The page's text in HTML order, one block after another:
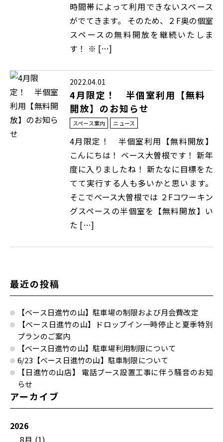
時間帯によって利用できないスペース
がでてきます。 そのため、２F奥の個室
スペースの無料開放を継続いたしま
す！ ※ […]
2022.04.01
4月限定！ 半個室利用【無料
開放】のお知らせ
スペース案内 ニュース
4月限定！ 半個室利用【無料開放】
こんにちは！ ベース大曽根です！ 新年
度に入りましたね！ 新たなに目標をた
てて実行する人も多いかと思います。
そこでベース大曽根では ２Fコワーキン
グスペースの半個室を【無料開放】い
た […]
最近の投稿
【ベース日進竹の山】駐車場の制限および月会費改定
【ベース日進竹の山】ドロップイン一時停止と夏季特別
プランのご案内
【ベース日進竹の山】駐車場利用制限について
6/23【ベース日進竹の山】駐車制限について
【日進竹の山店】 電話ブース設置工事に伴う騒音のお知
らせ
アーカイブ
2026
8月 (1)